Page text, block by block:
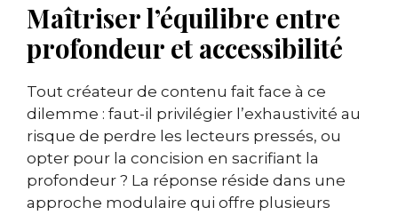
Maîtriser l’équilibre entre
profondeur et accessibilité
Tout créateur de contenu fait face à ce
dilemme : faut-il privilégier l’exhaustivité au
risque de perdre les lecteurs pressés, ou
opter pour la concision en sacrifiant la
profondeur ? La réponse réside dans une
approche modulaire qui offre plusieurs